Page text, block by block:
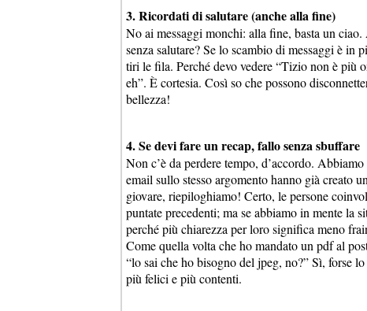
3. Ricordati di salutare (anche alla fine)
No ai messaggi monchi: alla fine, basta un
senza salutare? Se lo scambio di messaggi è in
tiri le fila. Perché devo vedere “Tizio non è più
eh”. È cortesia. Così so che possono
bellezza!
4. Se devi fare un recap, fallo senza sbuffare
Non c’è da perdere tempo, d’accordo.
email sullo stesso argomento hanno già creato
giovare, riepiloghiamo! Certo, le persone
puntate precedenti; ma se abbiamo in mente la
perché più chiarezza per loro significa meno
Come quella volta che ho mandato un pdf al
“lo sai che ho bisogno del jpeg, no?” Sì, forse
più felici e più contenti.